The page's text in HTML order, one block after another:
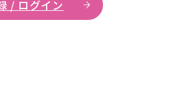
/ ログイン